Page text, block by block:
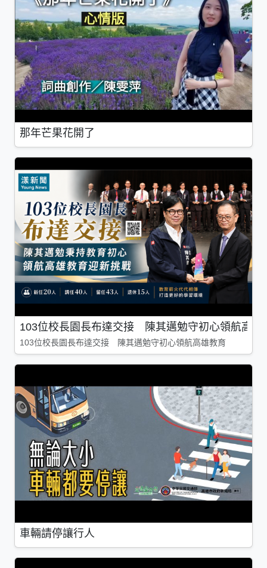
那年芒果花開了
103位校長園長布達交接 陳其邁勉守初心領航高雄
103位校長園長布達交接 陳其邁勉守初心領航高雄教育
車輛請停讓行人